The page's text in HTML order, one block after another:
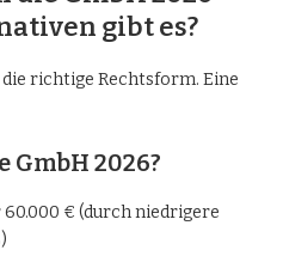
gibt es?
richtige Rechtsform. Eine
2026?
60.000 € (durch niedrigere